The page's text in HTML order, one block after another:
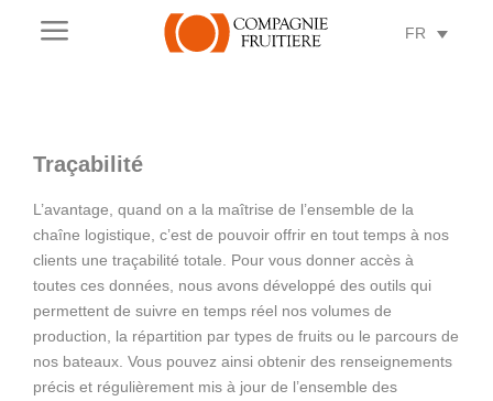
a FR
Traçabilité
L’avantage, quand on a la maîtrise de l’ensemble de la
chaîne logistique, c’est de pouvoir offrir en tout temps à nos
clients une traçabilité totale. Pour vous donner accès à
toutes ces données, nous avons développé des outils qui
permettent de suivre en temps réel nos volumes de
production, la répartition par types de fruits ou le parcours de
nos bateaux. Vous pouvez ainsi obtenir des renseignements
précis et régulièrement mis à jour de l’ensemble des